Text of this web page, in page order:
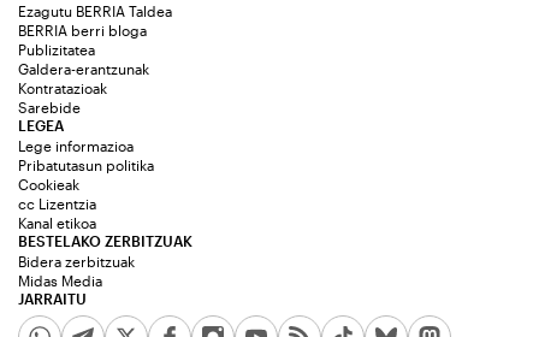
Ezagutu BERRIA Taldea
BERRIA berri bloga
Publizitatea
Galdera-erantzunak
Kontratazioak
Sarebide
JARRAITU
LEGEA
Lege informazioa
Pribatutasun politika
Cookieak
cc Lizentzia
Kanal etikoa
BESTELAKO ZERBITZUAK
Bidera zerbitzuak
Midas Media